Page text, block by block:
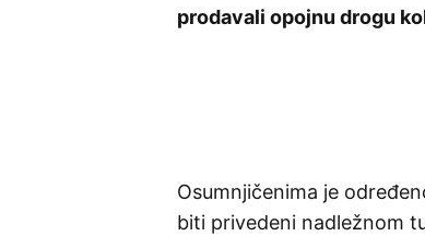
prodavali opojnu drogu
Osumnjičenima je
biti privedeni nadležnom